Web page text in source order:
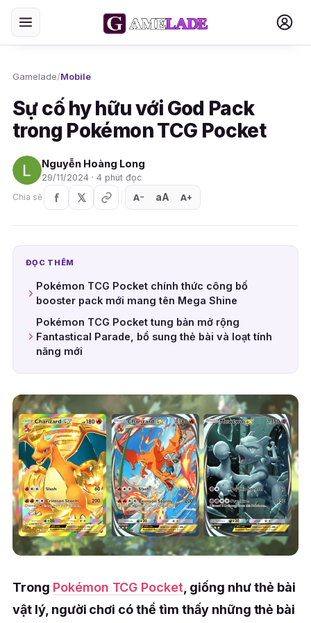
Gamelade/Mobile
Sự cố hy hữu với God Pack
trong Pokémon TCG Pocket
Nguyễn Hoàng Long
29/11/2024 · 4 phút đọc
Chia sẻ
A− aA A+
ĐỌC THÊM
Pokémon TCG Pocket chính thức công bố
booster pack mới mang tên Mega Shine
Pokémon TCG Pocket tung bản mở rộng
Fantastical Parade, bổ sung thẻ bài và loạt tính
năng mới
Trong Pokémon TCG Pocket , giống như thẻ bài
vật lý, người chơi có thể tìm thấy những thẻ bài